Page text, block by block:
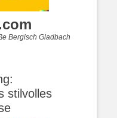
Bergisch Gladbach
stilvolles